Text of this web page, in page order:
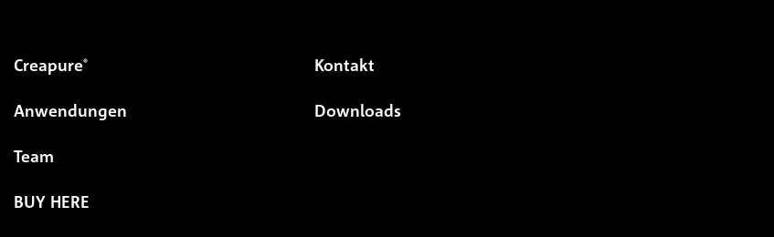
Creapure®
Anwendungen
Team
BUY HERE
Kontakt
Downloads